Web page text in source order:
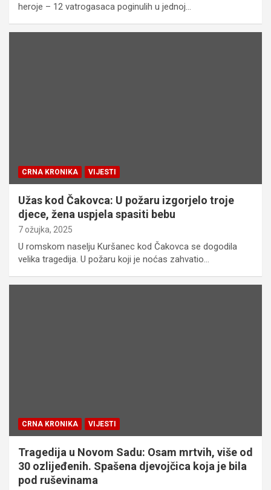
heroje – 12 vatrogasaca poginulih u jednoj…
CRNA KRONIKA VIJESTI
Užas kod Čakovca: U požaru izgorjelo troje
djece, žena uspjela spasiti bebu
7 ožujka, 2025
U romskom naselju Kuršanec kod Čakovca se dogodila
velika tragedija. U požaru koji je noćas zahvatio…
CRNA KRONIKA VIJESTI
Tragedija u Novom Sadu: Osam mrtvih, više od
30 ozlijeđenih. Spašena djevojčica koja je bila
pod ruševinama